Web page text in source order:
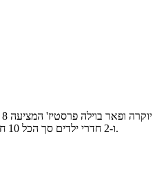
ו-2 חדרי ילדים סך הכל 10 חדרי שינה, בריכה, ג'קוזי ספא ועוד.